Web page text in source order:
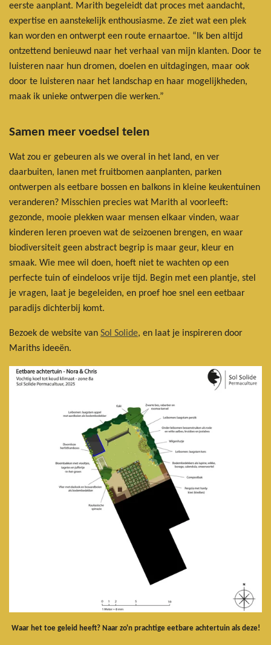
eerste aanplant. Marith begeleidt dat proces met aandacht,
expertise en aanstekelijk enthousiasme. Ze ziet wat een plek
kan worden en ontwerpt een route ernaartoe. “Ik ben altijd
ontzettend benieuwd naar het verhaal van mijn klanten. Door te
luisteren naar hun dromen, doelen en uitdagingen, maar ook
door te luisteren naar het landschap en haar mogelijkheden,
maak ik unieke ontwerpen die werken.”
Samen meer voedsel telen
Wat zou er gebeuren als we overal in het land, en ver
daarbuiten, lanen met fruitbomen aanplanten, parken
ontwerpen als eetbare bossen en balkons in kleine keukentuinen
veranderen? Misschien precies wat Marith al voorleeft:
gezonde, mooie plekken waar mensen elkaar vinden, waar
kinderen leren proeven wat de seizoenen brengen, en waar
biodiversiteit geen abstract begrip is maar geur, kleur en
smaak. Wie mee wil doen, hoeft niet te wachten op een
perfecte tuin of eindeloos vrije tijd. Begin met een plantje, stel
je vragen, laat je begeleiden, en proef hoe snel een eetbaar
paradijs dichterbij komt.
Bezoek de website van Sol Solide, en laat je inspireren door
Mariths ideeën.
Waar het toe geleid heeft? Naar zo'n prachtige eetbare achtertuin als deze!